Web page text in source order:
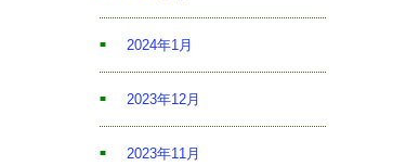
2024年1月
2023年12月
2023年11月